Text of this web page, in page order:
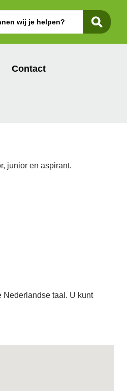
Contact
junior en aspirant.
Nederlandse taal. U kunt